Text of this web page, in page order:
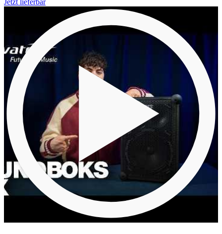
Jetzt lieferbar